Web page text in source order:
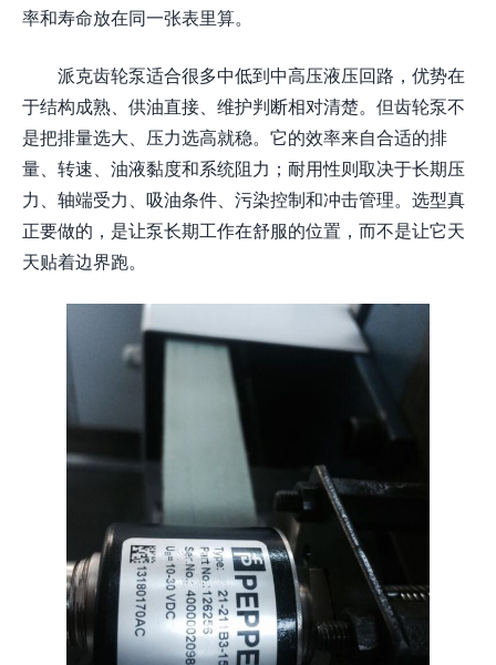
率和寿命放在同一张表里算。
派克齿轮泵适合很多中低到中高压液压回路，优势在
于结构成熟、供油直接、维护判断相对清楚。但齿轮泵不
是把排量选大、压力选高就稳。它的效率来自合适的排
量、转速、油液黏度和系统阻力；耐用性则取决于长期压
力、轴端受力、吸油条件、污染控制和冲击管理。选型真
正要做的，是让泵长期工作在舒服的位置，而不是让它天
天贴着边界跑。